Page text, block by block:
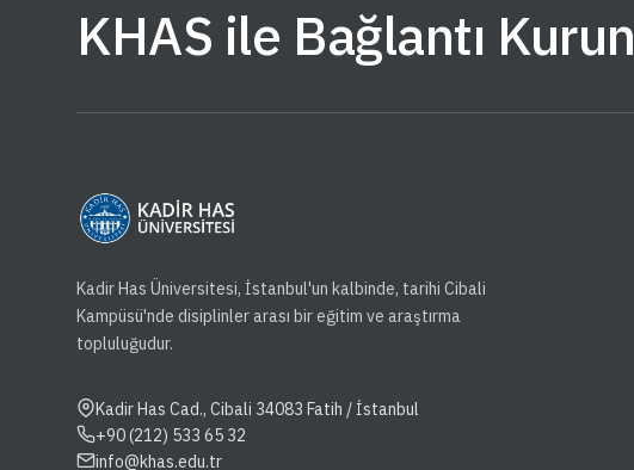
KHAS ile Bağlantı Kurun
Kadir Has Üniversitesi, İstanbul'un kalbinde, tarihi Cibali
Kampüsü'nde disiplinler arası bir eğitim ve araştırma
topluluğudur.
Kadir Has Cad., Cibali 34083 Fatih / İstanbul
+90 (212) 533 65 32
info@khas.edu.tr